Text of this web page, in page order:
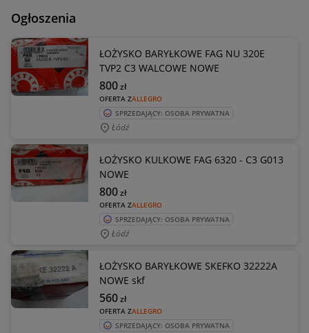
Ogłoszenia
ŁOŻYSKO BARYŁKOWE FAG NU 320E
TVP2 C3 WALCOWE NOWE
OFERTA ZALLEGRO
800zł
SPRZEDAJĄCY: OSOBA PRYWATNA
Łódź
ŁOŻYSKO KULKOWE FAG 6320 - C3 G013
NOWE
OFERTA ZALLEGRO
800zł
SPRZEDAJĄCY: OSOBA PRYWATNA
Łódź
ŁOŻYSKO BARYŁKOWE SKEFKO 32222A
NOWE skf
OFERTA ZALLEGRO
560zł
SPRZEDAJĄCY: OSOBA PRYWATNA